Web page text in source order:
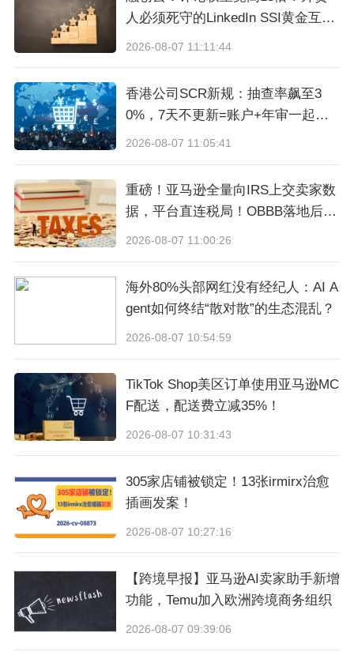
页面顶部提供了快速访问平台新闻、促销活动和其他重要
行动的链接，这些行动对于改善你的卖家账户状况至关重
销售统计
这是一个即时监控你在eMAG Marketplace上处理订单情况
的好工具。它会分析你的当前销售情况，并与前一期进行
比较。在这里，你可以看到接收和处理中、已完成或已取
延迟订单和卖家表现
人必须死守的LinkedIn SSI黄金互动
2026-08-07 11:11:44
香港公司SCR新规：抽查率飙至3
0%，7天不更新=账户+年审一起
炸！
2026-08-07 11:05:41
重磅！亚马逊全量向IRS上交卖家数
据，平台直连税局！OBBB落地后，
美国税局已掌握全部店铺营收流水
2026-08-07 11:00:26
海外80%头部网红没有经纪人：AI A
gent如何终结“散对散”的生态混乱？
2026-08-07 10:54:59
TikTok Shop美区订单使用亚马逊MC
F配送，配送费立减35%！
2026-08-07 10:31:43
305家店铺被锁定！13张irmirx治愈
插画发案！
2026-08-07 10:27:16
【跨境早报】亚马逊AI卖家助手新增
功能，Temu加入欧洲跨境商务组织
2026-08-07 09:39:06